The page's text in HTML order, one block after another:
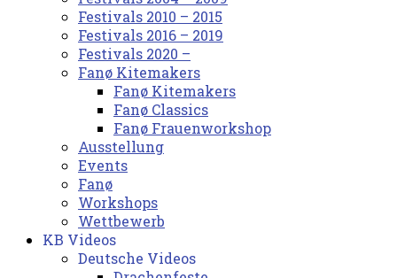
Festivals 2010 – 2015
Festivals 2016 – 2019
Festivals 2020 –
Fanø Kitemakers
Fanø Kitemakers
Fanø Classics
Fanø Frauenworkshop
Ausstellung
Events
Fanø
Workshops
Wettbewerb
KB Videos
Deutsche Videos